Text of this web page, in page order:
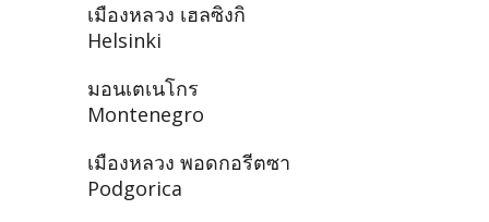
เมืองหลวง เฮลซิงกิ
Helsinki
มอนเตเนโกร
Montenegro
เมืองหลวง พอดกอรีตซา
Podgorica